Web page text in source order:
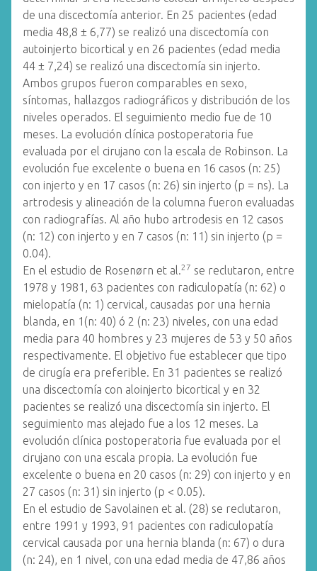
de una discectomía anterior. En 25 pacientes (edad
media 48,8 ± 6,77) se realizó una discectomía con
autoinjerto bicortical y en 26 pacientes (edad media
44 ± 7,24) se realizó una discectomía sin injerto.
Ambos grupos fueron comparables en sexo,
síntomas, hallazgos radiográficos y distribución de los
niveles operados. El seguimiento medio fue de 10
meses. La evolución clínica postoperatoria fue
evaluada por el cirujano con la escala de Robinson. La
evolución fue excelente o buena en 16 casos (n: 25)
con injerto y en 17 casos (n: 26) sin injerto (p = ns). La
artrodesis y alineación de la columna fueron evaluadas
con radiografías. Al año hubo artrodesis en 12 casos
(n: 12) con injerto y en 7 casos (n: 11) sin injerto (p =
0.04).
En el estudio de Rosenørn et al.27 se reclutaron, entre
1978 y 1981, 63 pacientes con radiculopatía (n: 62) o
mielopatía (n: 1) cervical, causadas por una hernia
blanda, en 1(n: 40) ó 2 (n: 23) niveles, con una edad
media para 40 hombres y 23 mujeres de 53 y 50 años
respectivamente. El objetivo fue establecer que tipo
de cirugía era preferible. En 31 pacientes se realizó
una discectomía con aloinjerto bicortical y en 32
pacientes se realizó una discectomía sin injerto. El
seguimiento mas alejado fue a los 12 meses. La
evolución clínica postoperatoria fue evaluada por el
cirujano con una escala propia. La evolución fue
excelente o buena en 20 casos (n: 29) con injerto y en
27 casos (n: 31) sin injerto (p < 0.05).
En el estudio de Savolainen et al. (28) se reclutaron,
entre 1991 y 1993, 91 pacientes con radiculopatía
cervical causada por una hernia blanda (n: 67) o dura
(n: 24), en 1 nivel, con una edad media de 47,86 años